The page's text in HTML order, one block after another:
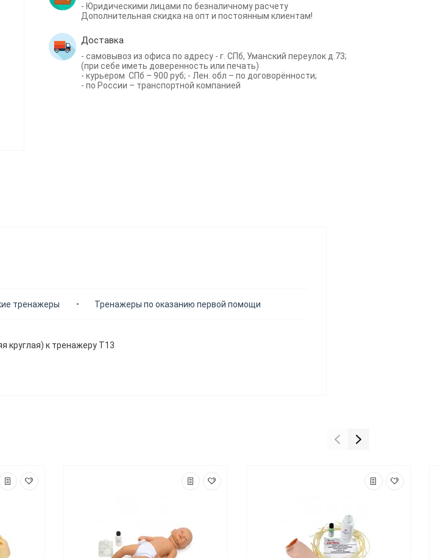
- Юридическими лицами по безналичному расчету
Дополнительная скидка на опт и постоянным клиентам!
Доставка
- самовывоз из офиса по адресу - г. СПб, Уманский переулок д.73;
(при себе иметь доверенность или печать)
- курьером СПб – 900 руб; - Лен. обл – по договорённости;
- по России – транспортной компанией
тренажеры Тренажеры по оказанию первой помощи
круглая) к тренажеру Т13